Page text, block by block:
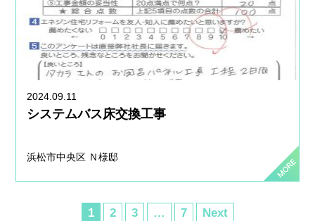
2024.09.11
システムバス床交換工事
浜松市中央区 Ｎ様邸
1 2 3 … 7 Next